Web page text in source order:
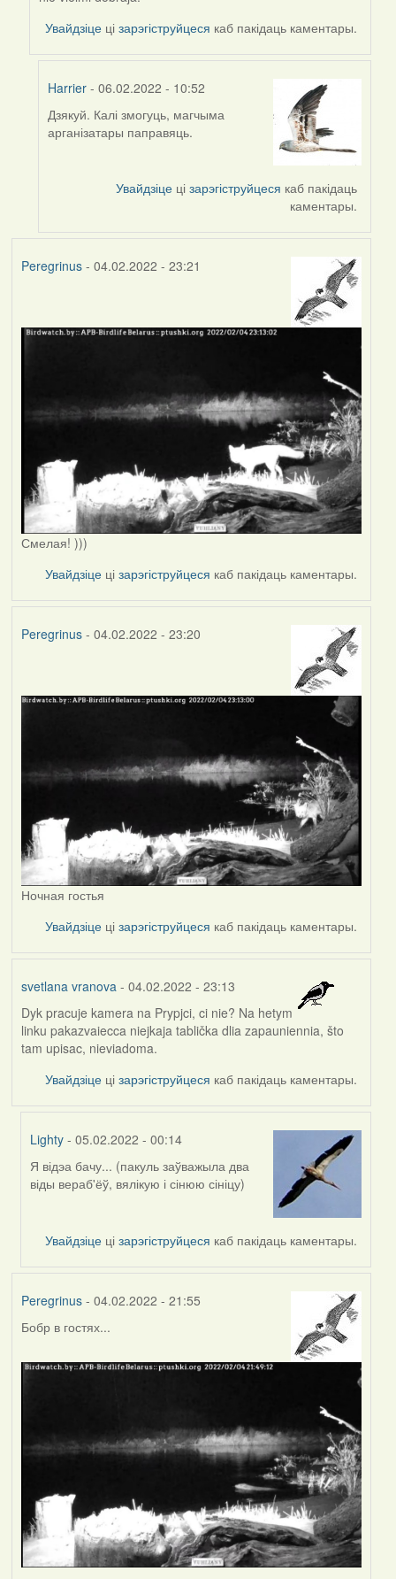
reply
to
Harrier
Увайдзіце цізарэгіструйцеся каб пакідаць каментары.
Harrier- 06.02.2022 - 10:52
In
reply
Дзякуй. Калі змогуць, магчыма
арганізатары паправяць.
Увайдзіце цізарэгіструйцеся каб пакідаць
каментары.
Peregrinus- 04.02.2022 - 23:21
Смелая! )))
Увайдзіце цізарэгіструйцеся каб пакідаць каментары.
Peregrinus- 04.02.2022 - 23:20
Ночная гостья
Увайдзіце цізарэгіструйцеся каб пакідаць каментары.
svetlana vranova- 04.02.2022 - 23:13
Dyk pracuje kamera na Prypjci, ci nie? Na hetym
linku pakazvaiecca niejkaja tablička dlia zapauniennia, što
tam upisac, nieviadoma.
Увайдзіце цізарэгіструйцеся каб пакідаць каментары.
Lighty - 05.02.2022 - 00:14
In
reply
svetlana
vranova
Я відэа бачу... (пакуль заўважыла два
віды вераб'ёў, вялікую і сінюю сініцу)
Увайдзіце цізарэгіструйцеся каб пакідаць каментары.
Peregrinus- 04.02.2022 - 21:55
Бобр в гостях...